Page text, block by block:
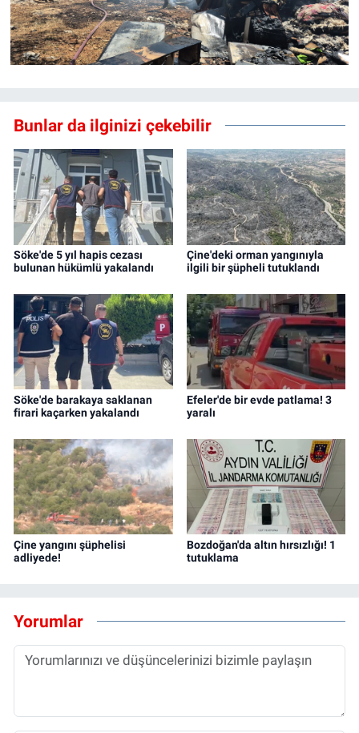
Bunlar da ilginizi çekebilir
Söke'de 5 yıl hapis cezası
bulunan hükümlü yakalandı
Çine'deki orman yangınıyla
ilgili bir şüpheli tutuklandı
Söke'de barakaya saklanan
firari kaçarken yakalandı
Efeler'de bir evde patlama! 3
yaralı
Çine yangını şüphelisi
adliyede!
Bozdoğan'da altın hırsızlığı! 1
tutuklama
Yorumlar